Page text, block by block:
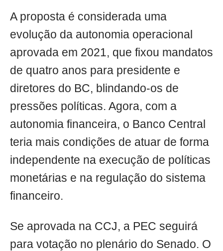
A proposta é considerada uma
evolução da autonomia operacional
aprovada em 2021, que fixou mandatos
de quatro anos para presidente e
diretores do BC, blindando-os de
pressões políticas. Agora, com a
autonomia financeira, o Banco Central
teria mais condições de atuar de forma
independente na execução de políticas
monetárias e na regulação do sistema
financeiro.
Se aprovada na CCJ, a PEC seguirá
para votação no plenário do Senado. O